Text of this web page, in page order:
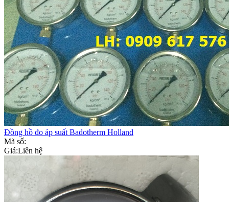
Đồng hồ đo áp suất Badotherm Holland
Mã số:
Giá:Liên hệ